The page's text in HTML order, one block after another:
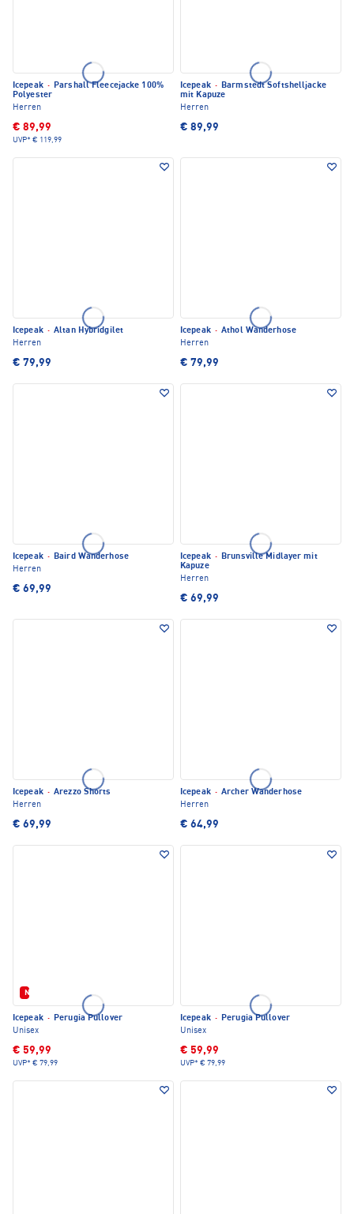
Icepeak · Parshall Fleecejacke 100%
Polyester
Herren
€ 89,99
UVP* € 119,99
Icepeak · Barmstedt Softshelljacke
mit Kapuze
Herren
€ 89,99
Icepeak · Altan Hybridgilet
Herren
€ 79,99
Icepeak · Athol Wanderhose
Herren
€ 79,99
Icepeak · Baird Wanderhose
Herren
€ 69,99
Icepeak · Brunsville Midlayer mit
Kapuze
Herren
€ 69,99
Icepeak · Arezzo Shorts
Herren
€ 69,99
Icepeak · Archer Wanderhose
Herren
€ 64,99
Neu
Icepeak · Perugia Pullover
Unisex
€ 59,99
UVP* € 79,99
Icepeak · Perugia Pullover
Unisex
€ 59,99
UVP* € 79,99